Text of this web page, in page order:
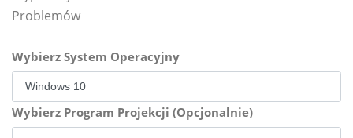
Problemów
Wybierz System Operacyjny
Wybierz Program Projekcji (Opcjonalnie)